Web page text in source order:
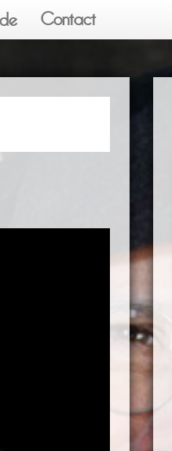
Contact